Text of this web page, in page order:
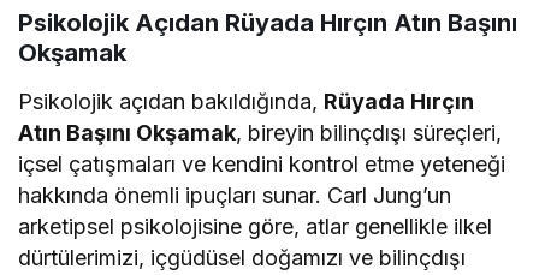
Psikolojik Açıdan Rüyada Hırçın Atın Başını
Okşamak
Psikolojik açıdan bakıldığında, Rüyada Hırçın
Atın Başını Okşamak, bireyin bilinçdışı süreçleri,
içsel çatışmaları ve kendini kontrol etme yeteneği
hakkında önemli ipuçları sunar. Carl Jung’un
arketipsel psikolojisine göre, atlar genellikle ilkel
dürtülerimizi, içgüdüsel doğamızı ve bilinçdışı